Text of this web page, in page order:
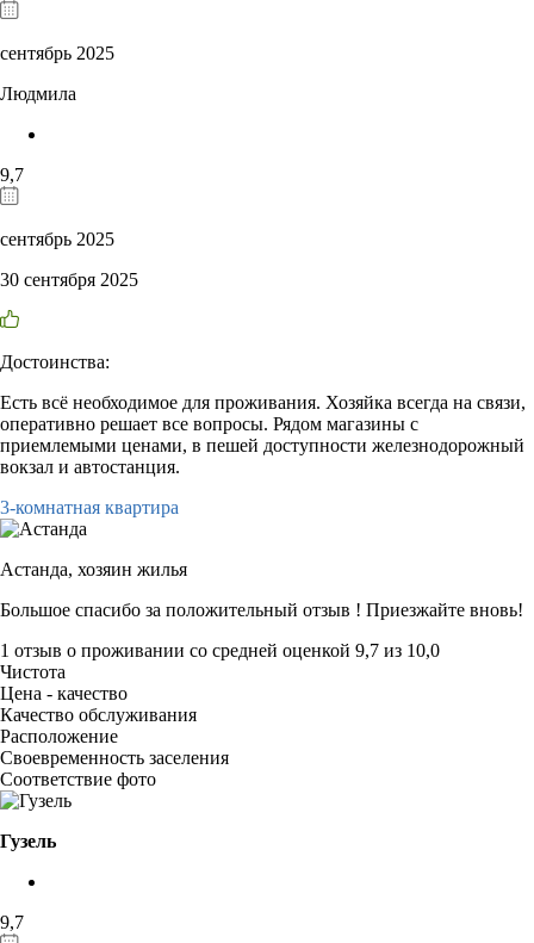
сентябрь 2025
Людмила
9,7
сентябрь 2025
30 сентября 2025
Достоинства:
Есть всё необходимое для проживания. Хозяйка всегда на связи,
оперативно решает все вопросы. Рядом магазины с
приемлемыми ценами, в пешей доступности железнодорожный
вокзал и автостанция.
3-комнатная квартира
Астанда, хозяин жилья
Большое спасибо за положительный отзыв ! Приезжайте вновь!
1 отзыв о проживании со средней оценкой 9,7 из 10,0
Чистота
Цена - качество
Качество обслуживания
Расположение
Своевременность заселения
Соответствие фото
Гузель
9,7